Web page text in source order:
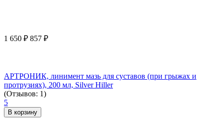
1 650 ₽ 857 ₽
АРТРОНИК, линимент мазь для суставов (при грыжах и
протрузиях), 200 мл, Silver Hiller
(Отзывов: 1)
5
В корзину